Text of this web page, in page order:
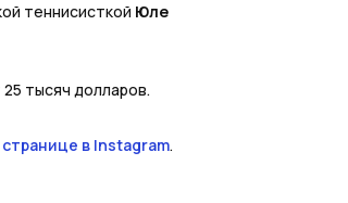
теннисисткой Юле
тысяч долларов.
в Instagram.